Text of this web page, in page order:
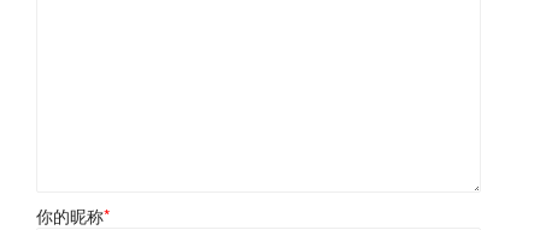
你的昵称*